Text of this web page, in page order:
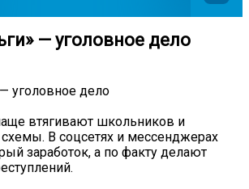
— уголовное дело
уголовное дело
втягивают школьников и
В соцсетях и мессенджерах
заработок, а по факту делают